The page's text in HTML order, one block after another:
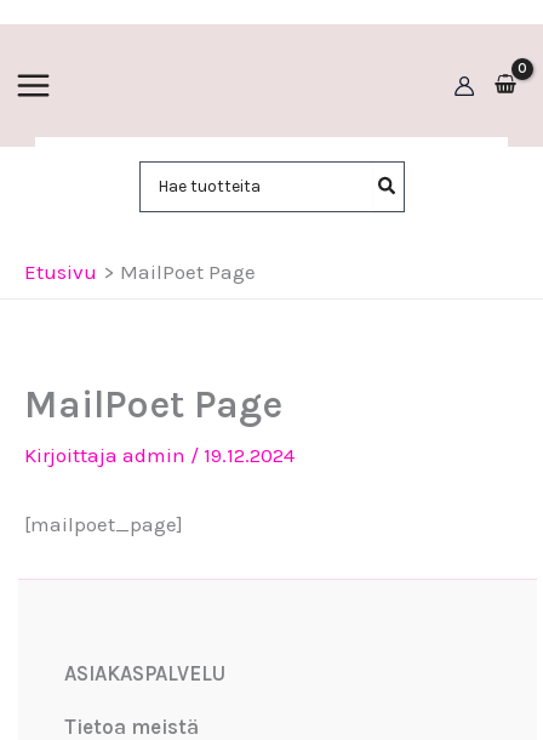
Etusivu MailPoet Page
MailPoet Page
Kirjoittaja admin / 19.12.2024
[mailpoet_page]
ASIAKASPALVELU
Tietoa meistä